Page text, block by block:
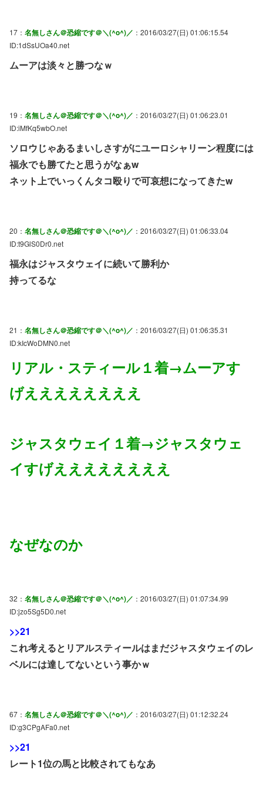
17： 名無しさん＠恐縮です＠＼(^o^)／ ：2016/03/27(日) 01:06:15.54
ID:1dSsUOa40.net
ムーアは淡々と勝つなｗ
19： 名無しさん＠恐縮です＠＼(^o^)／ ：2016/03/27(日) 01:06:23.01
ID:iMfKq5wbO.net
ソロウじゃあるまいしさすがにユーロシャリーン程度には
福永でも勝てたと思うがなぁw
ネット上でいっくんタコ殴りで可哀想になってきたw
20： 名無しさん＠恐縮です＠＼(^o^)／ ：2016/03/27(日) 01:06:33.04
ID:t9GlS0Dr0.net
福永はジャスタウェイに続いて勝利か
持ってるな
21： 名無しさん＠恐縮です＠＼(^o^)／ ：2016/03/27(日) 01:06:35.31
ID:kIcWoDMN0.net
リアル・スティール１着→ムーアす
げええええええええ
ジャスタウェイ１着→ジャスタウェ
イすげええええええええ
なぜなのか
32： 名無しさん＠恐縮です＠＼(^o^)／ ：2016/03/27(日) 01:07:34.99
ID:jzo5Sg5D0.net
>>21
これ考えるとリアルスティールはまだジャスタウェイのレ
ベルには達してないという事かｗ
67： 名無しさん＠恐縮です＠＼(^o^)／ ：2016/03/27(日) 01:12:32.24
ID:g3CPgAFa0.net
>>21
レート1位の馬と比較されてもなあ